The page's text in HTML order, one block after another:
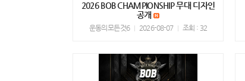
2026 BOB CHAMPIONSHIP 무대 디자인
공개
운동의모든것6 2026-08-07 조회 : 32